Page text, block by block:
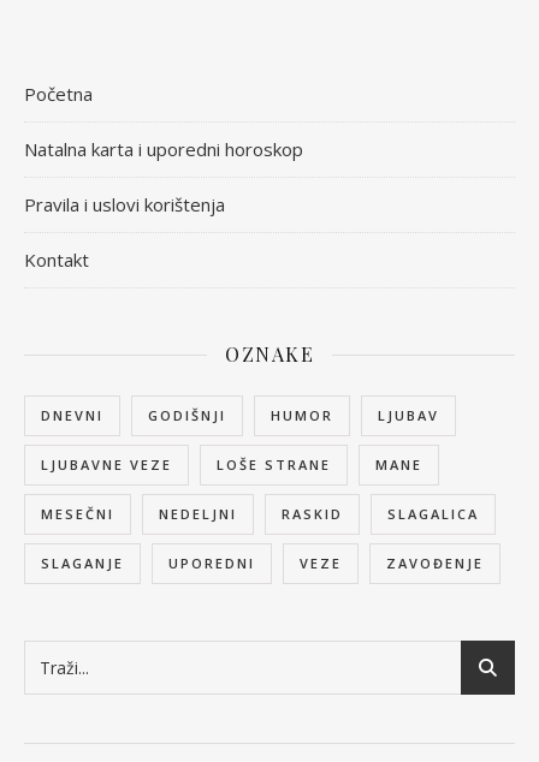
Početna
Natalna karta i uporedni horoskop
Pravila i uslovi korištenja
Kontakt
OZNAKE
DNEVNI GODIŠNJI HUMOR LJUBAV
LJUBAVNE VEZE LOŠE STRANE MANE
MESEČNI NEDELJNI RASKID SLAGALICA
SLAGANJE UPOREDNI VEZE ZAVOĐENJE